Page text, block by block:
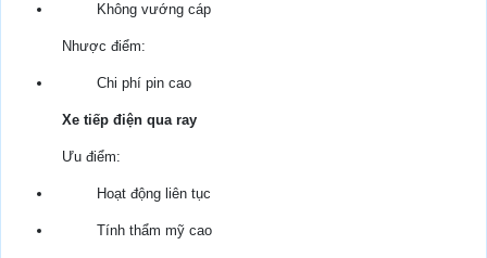
Không vướng cáp
Nhược điểm:
Chi phí pin cao
Xe tiếp điện qua ray
Ưu điểm:
Hoạt động liên tục
Tính thẩm mỹ cao